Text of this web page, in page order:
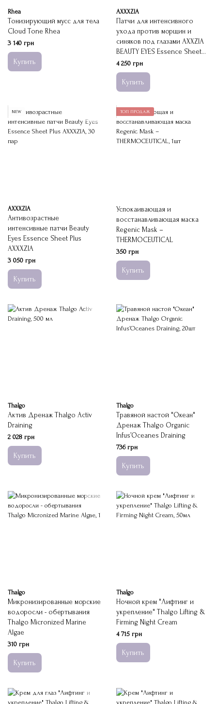
Rhea
Тонизирующий мусс для тела
Cloud Tone Rhea
3 140 грн
Купить
AXXXZIA
Патчи для интенсивного
ухода против морщин и
синяков под глазами AXXZIA
BEAUTY EYES Essence Sheet
Premium +
4 250 грн
Купить
NEW
AXXXZIA
Антивозрастные
интенсивные патчи Beauty
Eyes Essence Sheet Plus
AXXXZIA
3 050 грн
Купить
ТОП ПРОДАЖ
Успокаивающая и
восстанавливающая маска
Regenic Mask –
THERMOCEUTICAL
350 грн
Купить
Thalgo
Актив Дренаж Thalgo Activ
Draining
2 028 грн
Купить
Thalgo
Травяной настой "Океан"
Дренаж Thalgo Organic
Infus’Oceanes Draining
736 грн
Купить
Thalgo
Микронизированные морские
водоросли - обертывания
Thalgo Micronized Marine
Algae
310 грн
Купить
Thalgo
Ночной крем "Лифтинг и
укрепление" Thalgo Lifting &
Firming Night Cream
4 715 грн
Купить